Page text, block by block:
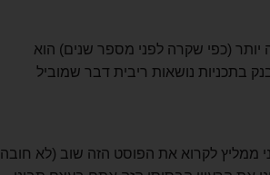
יותר (כפי שקרה לפני מספר שנים) הוא
בתכניות נושאות ריבית דבר שמוביל
ממליץ לקרוא את הפוסט הזה שוב (לא חובה